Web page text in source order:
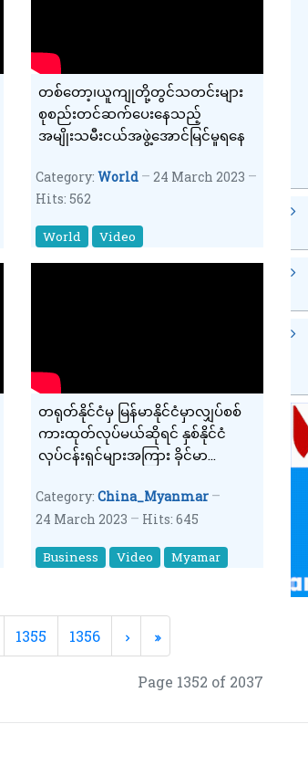
တစ်တော့၊ယူကျုတို့တွင်သတင်းများ
စုစည်းတင်ဆက်ပေးနေသည့်
အမျိုးသမီးငယ်အဖွဲ့အောင်မြင်မှုရနေ
Category: World
24 March 2023
Hits: 562
World Video
တရုတ်နိုင်ငံမှ မြန်မာနိုင်ငံမှာလျှပ်စစ်
ကားထုတ်လုပ်မယ်ဆိုရင် နှစ်နိုင်ငံ
လုပ်ငန်းရှင်များအကြား ခိုင်မာ
Category: China_Myanmar
24 March 2023
Hits: 645
Business Video Myamar
1355 1356
Page 1352 of 2037